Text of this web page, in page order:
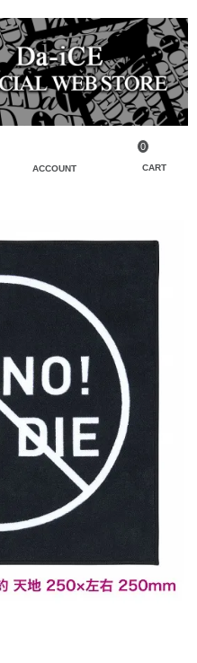
ACCOUNT CART
0
ゾン
リー・帽子